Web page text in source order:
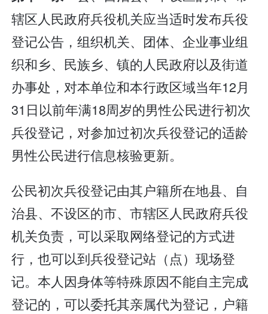
辖区人民政府兵役机关应当适时发布兵役
登记公告，组织机关、团体、企业事业组
织和乡、民族乡、镇的人民政府以及街道
办事处，对本单位和本行政区域当年12月
31日以前年满18周岁的男性公民进行初次
兵役登记，对参加过初次兵役登记的适龄
男性公民进行信息核验更新。
公民初次兵役登记由其户籍所在地县、自
治县、不设区的市、市辖区人民政府兵役
机关负责，可以采取网络登记的方式进
行，也可以到兵役登记站（点）现场登
记。本人因身体等特殊原因不能自主完成
登记的，可以委托其亲属代为登记，户籍